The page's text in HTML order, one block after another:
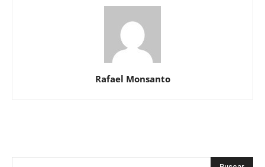
Rafael Monsanto